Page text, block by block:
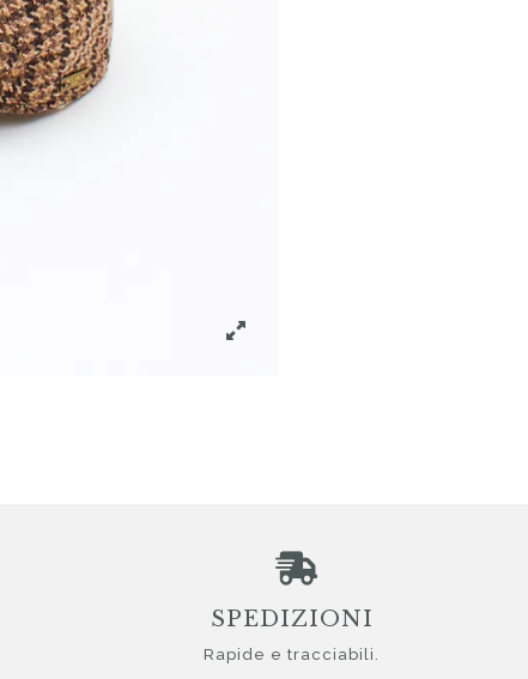
SPEDIZIONI
Rapide e tracciabili.